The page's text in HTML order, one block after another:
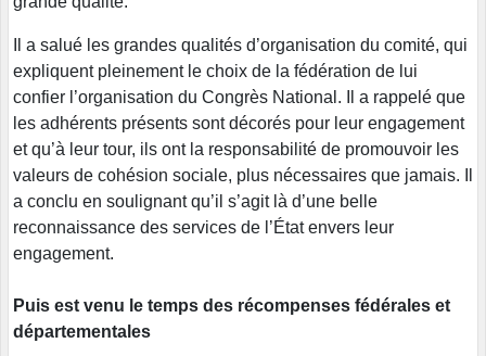
Il a salué les grandes qualités d’organisation du comité, qui
expliquent pleinement le choix de la fédération de lui
confier l’organisation du Congrès National. Il a rappelé que
les adhérents présents sont décorés pour leur engagement
et qu’à leur tour, ils ont la responsabilité de promouvoir les
valeurs de cohésion sociale, plus nécessaires que jamais. Il
a conclu en soulignant qu’il s’agit là d’une belle
reconnaissance des services de l’État envers leur
engagement.
Puis est venu le temps des récompenses fédérales et
départementales